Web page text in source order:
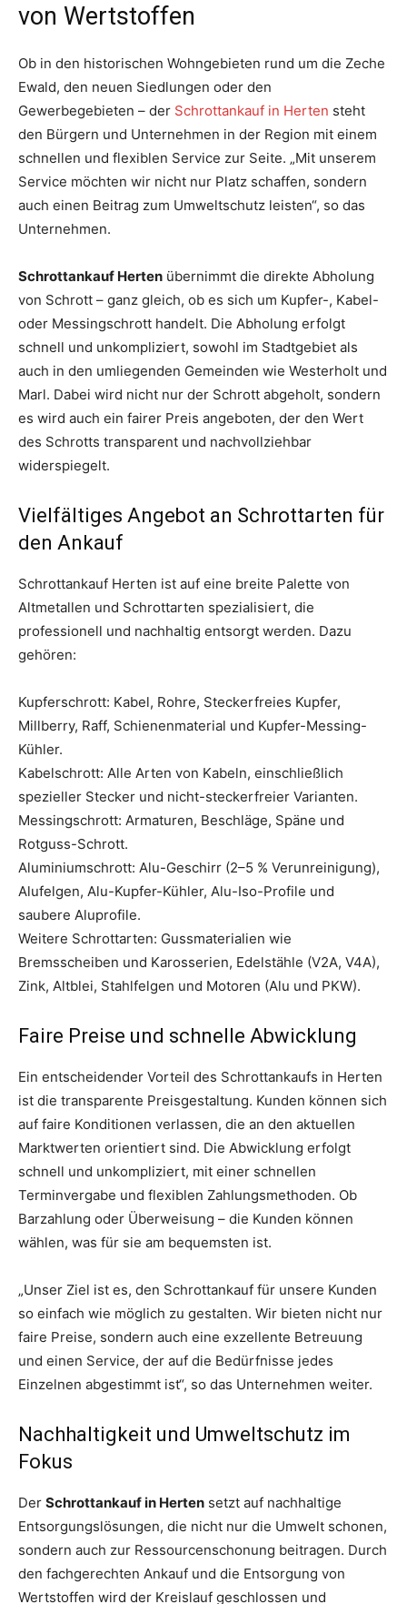
von Wertstoffen
Ob in den historischen Wohngebieten rund um die Zeche
Ewald, den neuen Siedlungen oder den
Gewerbegebieten – der Schrottankauf in Herten steht
den Bürgern und Unternehmen in der Region mit einem
schnellen und flexiblen Service zur Seite. „Mit unserem
Service möchten wir nicht nur Platz schaffen, sondern
auch einen Beitrag zum Umweltschutz leisten“, so das
Unternehmen.
Schrottankauf Herten übernimmt die direkte Abholung
von Schrott – ganz gleich, ob es sich um Kupfer-, Kabel-
oder Messingschrott handelt. Die Abholung erfolgt
schnell und unkompliziert, sowohl im Stadtgebiet als
auch in den umliegenden Gemeinden wie Westerholt und
Marl. Dabei wird nicht nur der Schrott abgeholt, sondern
es wird auch ein fairer Preis angeboten, der den Wert
des Schrotts transparent und nachvollziehbar
widerspiegelt.
Vielfältiges Angebot an Schrottarten für
den Ankauf
Schrottankauf Herten ist auf eine breite Palette von
Altmetallen und Schrottarten spezialisiert, die
professionell und nachhaltig entsorgt werden. Dazu
gehören:
Kupferschrott: Kabel, Rohre, Steckerfreies Kupfer,
Millberry, Raff, Schienenmaterial und Kupfer-Messing-
Kühler.
Kabelschrott: Alle Arten von Kabeln, einschließlich
spezieller Stecker und nicht-steckerfreier Varianten.
Messingschrott: Armaturen, Beschläge, Späne und
Rotguss-Schrott.
Aluminiumschrott: Alu-Geschirr (2–5 % Verunreinigung),
Alufelgen, Alu-Kupfer-Kühler, Alu-Iso-Profile und
saubere Aluprofile.
Weitere Schrottarten: Gussmaterialien wie
Bremsscheiben und Karosserien, Edelstähle (V2A, V4A),
Zink, Altblei, Stahlfelgen und Motoren (Alu und PKW).
Faire Preise und schnelle Abwicklung
Ein entscheidender Vorteil des Schrottankaufs in Herten
ist die transparente Preisgestaltung. Kunden können sich
auf faire Konditionen verlassen, die an den aktuellen
Marktwerten orientiert sind. Die Abwicklung erfolgt
schnell und unkompliziert, mit einer schnellen
Terminvergabe und flexiblen Zahlungsmethoden. Ob
Barzahlung oder Überweisung – die Kunden können
wählen, was für sie am bequemsten ist.
„Unser Ziel ist es, den Schrottankauf für unsere Kunden
so einfach wie möglich zu gestalten. Wir bieten nicht nur
faire Preise, sondern auch eine exzellente Betreuung
und einen Service, der auf die Bedürfnisse jedes
Einzelnen abgestimmt ist“, so das Unternehmen weiter.
Nachhaltigkeit und Umweltschutz im
Fokus
Der Schrottankauf in Herten setzt auf nachhaltige
Entsorgungslösungen, die nicht nur die Umwelt schonen,
sondern auch zur Ressourcenschonung beitragen. Durch
den fachgerechten Ankauf und die Entsorgung von
Wertstoffen wird der Kreislauf geschlossen und